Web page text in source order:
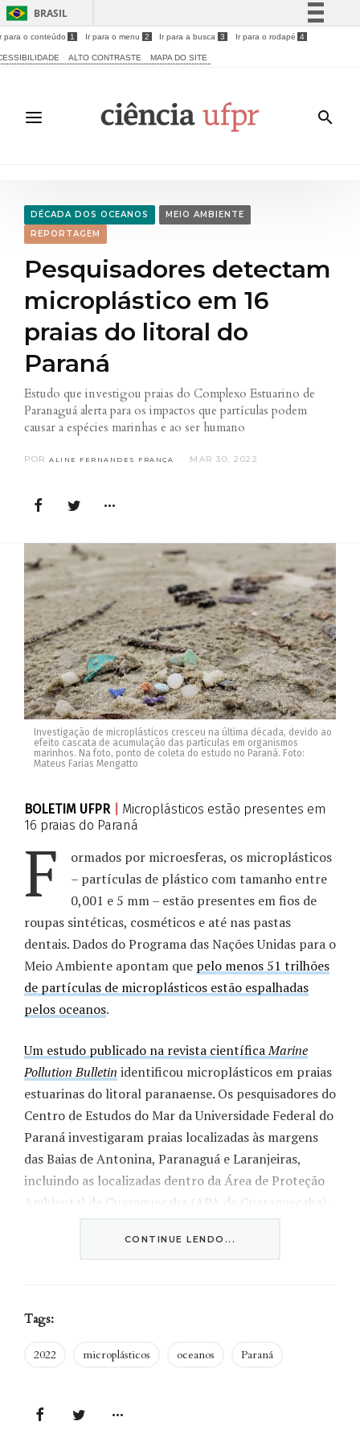
BRASIL
Simplifique!
Acesso à informação
Legislação
para o conteúdo 1 Ir para o menu 2 Ir para a busca 3 Ir para o rodapé 4
ALTO CONTRASTE MAPA DO SITE
DÉCADA DOS OCEANOS
MEIO AMBIENTE
REPORTAGEM
Pesquisadores detectam
microplástico em 16
praias do litoral do
Paraná
Estudo que investigou praias do Complexo Estuarino de
Paranaguá alerta para os impactos que partículas podem
causar a espécies marinhas e ao ser humano
POR ALINE FERNANDES FRANÇA MAR 30, 2022
Investigação de microplásticos cresceu na última década, devido ao
efeito cascata de acumulação das partículas em organismos
marinhos. Na foto, ponto de coleta do estudo no Paraná. Foto:
Mateus Farias Mengatto
BOLETIM UFPR
Microplásticos estão presentes em
16 praias do Paraná
F
ormados por microesferas, os microplásticos
– partículas de plástico com tamanho entre
0,001 e 5 mm – estão presentes em fios de
roupas sintéticas, cosméticos e até nas pastas
dentais. Dados do Programa das Nações Unidas para o
Meio Ambiente apontam que pelo menos 51 trilhões
de partículas de microplásticos estão espalhadas
pelos oceanos.
Um estudo publicado na revista científicaMarine
Pollution Bulletin identificou microplásticos em praias
estuarinas do litoral paranaense. Os pesquisadores do
Centro de Estudos do Mar da Universidade Federal do
Paraná investigaram praias localizadas às margens
das Baias de Antonina, Paranaguá e Laranjeiras,
incluindo as localizadas dentro da Área de Proteção
Ambiental de Guaraqueçaba (APA de Guaraqueçaba).
de produtos feitos de plástico.
As coletas foram realizadas ao longo de duas
CONTINUE LENDO...
Tags:
2022 microplásticos oceanos Paraná